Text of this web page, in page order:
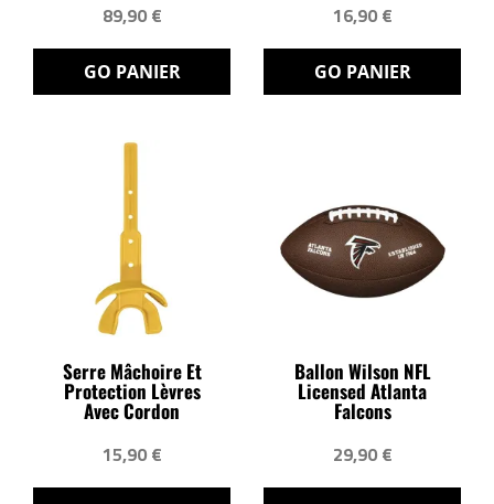
89,90 €
GO PANIER
16,90 €
GO PANIER
Serre Mâchoire Et
Protection Lèvres
Avec Cordon
15,90 €
Ballon Wilson NFL
Licensed Atlanta
Falcons
29,90 €